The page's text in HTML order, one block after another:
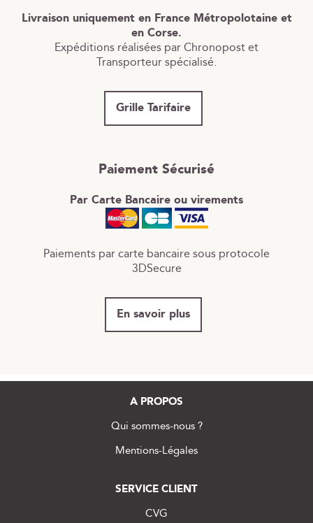
Livraison uniquement en France Métropolotaine et
en Corse.
Expéditions réalisées par Chronopost et
Transporteur spécialisé.
Grille Tarifaire
Paiement Sécurisé
Par Carte Bancaire ou virements
Paiements par carte bancaire sous protocole
3DSecure
En savoir plus
A PROPOS
Qui sommes-nous ?
Mentions-Légales
SERVICE CLIENT
CVG